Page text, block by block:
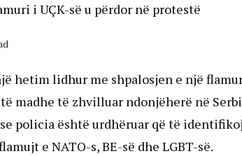
i UÇK-së u përdor në protestë
hetim lidhur me shpalosjen e një
madhe të zhvilluar ndonjëherë në
policia është urdhëruar që të
e NATO-s, BE-së dhe LGBT-së.